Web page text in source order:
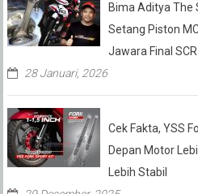
Bima Aditya The
Setang Piston
Jawara Final
28 Januari, 2026
Cek Fakta, YSS
Depan Motor
Lebih Stabil